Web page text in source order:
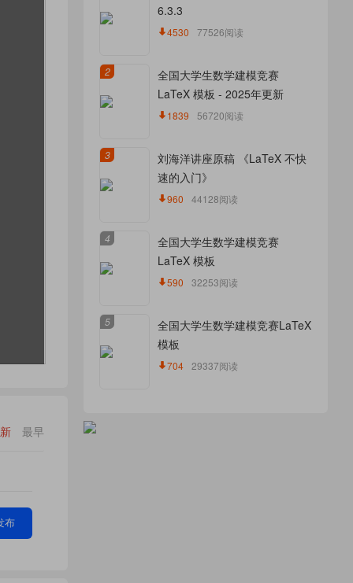
最早
布
6.3.3
4530 77526阅读
2
全国大学生数学建模竞赛
LaTeX 模板 - 2025年更新
1839 56720阅读
3
刘海洋讲座原稿 《LaTeX 不快
速的入门》
960 44128阅读
4
全国大学生数学建模竞赛
LaTeX 模板
590 32253阅读
5
全国大学生数学建模竞赛LaTeX
模板
704 29337阅读